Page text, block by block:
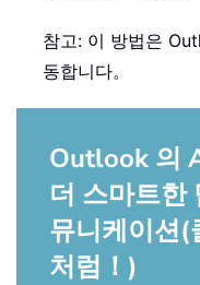
참고: 이 방법은
동합니다。
Outlook 의
더 스마트한
뮤니케이션(
처럼！)